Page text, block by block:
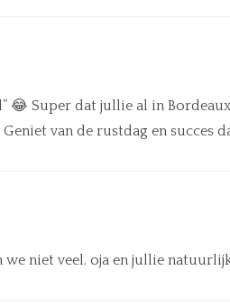
😂 Super dat jullie al in
van de rustdag en succes
we niet veel. oja en jullie